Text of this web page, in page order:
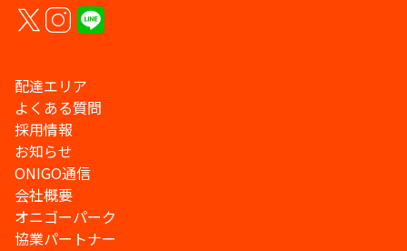
配達エリア
よくある質問
採用情報
お知らせ
ONIGO通信
会社概要
オニゴーパーク
協業パートナー